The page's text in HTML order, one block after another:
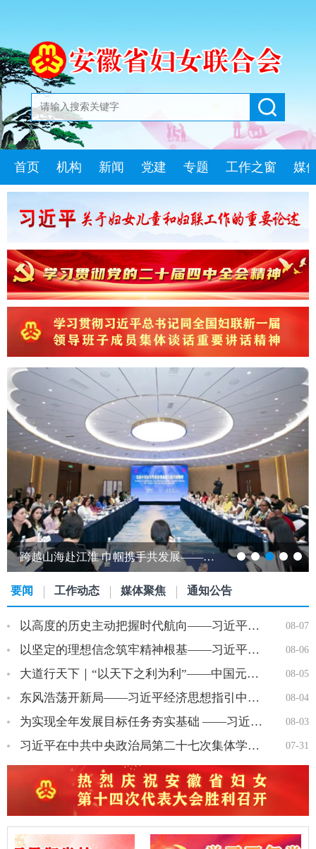
首页 机构 新闻 党建 专题 工作之窗 媒
跨越山海赴江淮 巾帼携手共发展——发展中国家女性创新创业能力提升研修班…
要闻 工作动态 媒体聚焦 通知公告
08-07
以高度的历史主动把握时代航向——习近平党建思想理论品格系列述…
08-06
以坚定的理想信念筑牢精神根基——习近平党建思想理论品格系列述…
08-05
大道行天下｜“以天下之利为利”——中国元首外交的世界情怀与大…
08-04
东风浩荡开新局——习近平经济思想指引中国经济高质量发展行稳致…
08-03
为实现全年发展目标任务夯实基础 ——习近平总书记引领“十五五…
07-31
习近平在中共中央政治局第二十七次集体学习时强调 强化政治引领 …